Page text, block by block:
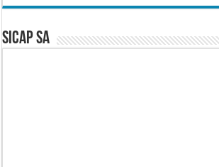
SICAP SA